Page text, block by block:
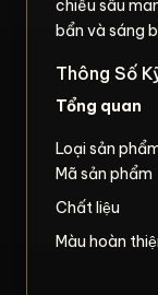
chiều sâu
bẩn và sáng
Thông Số
Tổng quan
Loại sản
Mã sản phẩm
Chất liệu
Màu hoàn